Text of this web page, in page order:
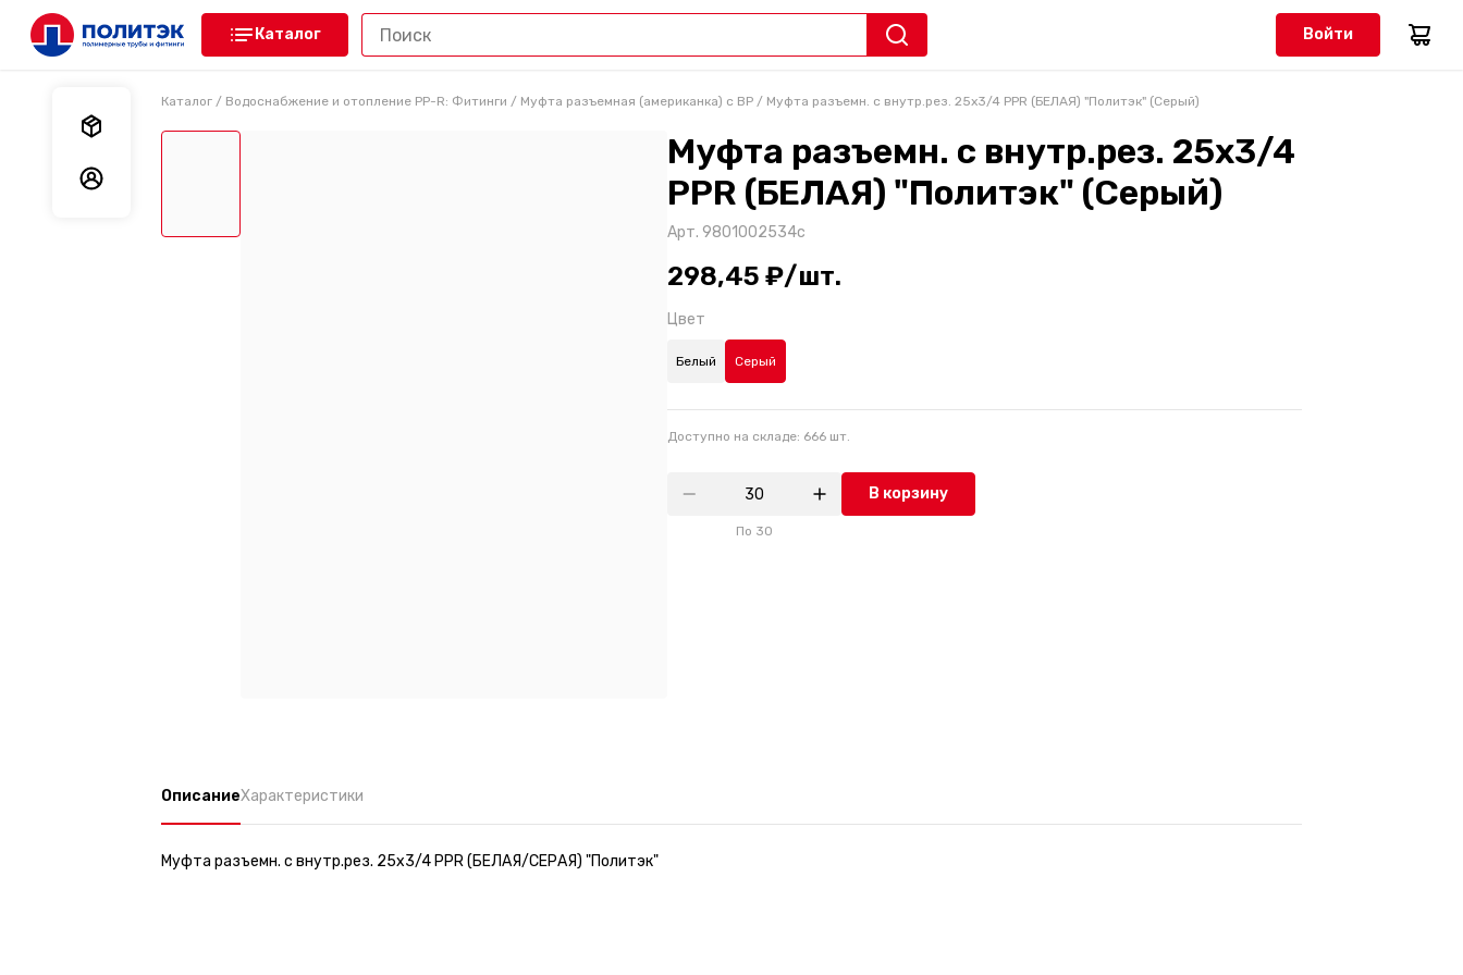
Каталог Войти
Каталог / Водоснабжение и отопление PP-R: Фитинги / Муфта разъемная (американка) с ВР / Муфта разъемн. с внутр.рез. 25х3/4 PPR (БЕЛАЯ) "Политэк" (Серый)
Муфта разъемн. с внутр.рез. 25х3/4
PPR (БЕЛАЯ) "Политэк" (Серый)
Арт. 9801002534с
298,45 ₽/шт.
Цвет
Белый Серый
Доступно на складе: 666 шт.
По 30
В корзину
ОписаниеХарактеристики
Муфта разъемн. с внутр.рез. 25х3/4 PPR (БЕЛАЯ/СЕРАЯ) "Политэк"